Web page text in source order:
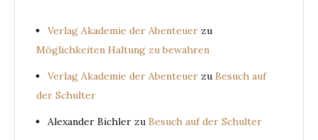
Verlag Akademie der Abenteuer zu
Möglichkeiten Haltung zu bewahren
Verlag Akademie der Abenteuer zu Besuch auf
der Schulter
Alexander Bichler zu Besuch auf der Schulter